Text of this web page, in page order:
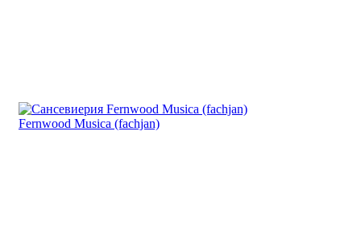
Fernwood Musica (fachjan)